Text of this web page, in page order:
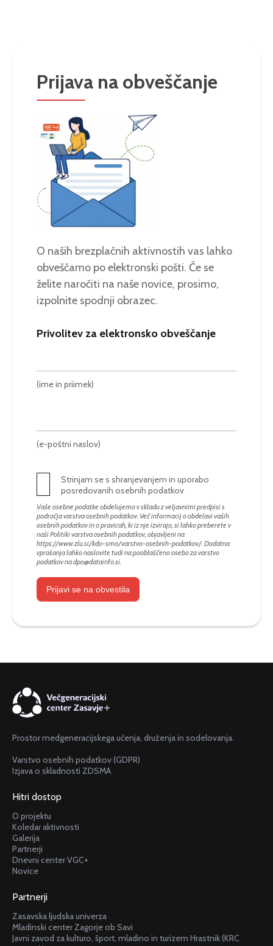
Prijava na obveščanje
O naših brezplačnih aktivnostih vas lahko
obveščamo po elektronski pošti. Če se
želite naročiti na naše novice, prosimo,
izpolnite spodnji obrazec.
Privolitev za elektronsko obveščanje
(ime in priimek)
(e-poštni naslov)
Strinjam se s shranjevanjem in uporabo
posredovanih osebnih podatkov
Vaše osebne podatke obdelujemo v skladu z veljavnimi predpisi s
področja varstva osebnih podatkov. Več informacij o obdelavi vaših
osebnih podatkov in o pravicah, ki iz nje izvirajo, si lahko preberete v
naši Politiki varstva osebnih podatkov, objavljeni na
https://www.zlu.si/kdo-smo/varstvo-osebnih-podatkov/. Dodatna
vprašanja lahko naslovite tudi na pooblaščeno osebo za varstvo
podatkov nadpo@datainfo.si
Prijavi se na obvestila
Prostor medgeneracijskega učenja, druženja in sodelovanja.
Varstvo osebnih podatkov (GDPR)
Izjava o skladnosti ZDSMA
Hitri dostop
O projektu
Koledar aktivnosti
Galerija
Partnerji
Dnevni center VGC+
Novice
Partnerji
Zasavska ljudska univerza
Mladinski center Zagorje ob Savi
Javni zavod za kulturo, šport, mladino in turizem Hrastnik (KRC